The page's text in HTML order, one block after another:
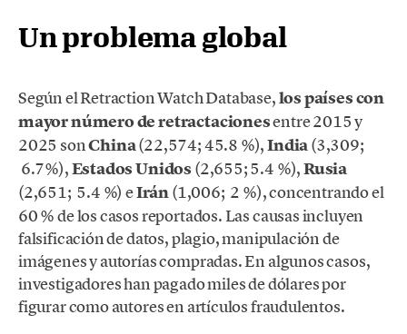
Un problema global
Según el Retraction Watch Database,los países con
mayor número de retractacionesentre 2015 y
2025 sonChina(22,574; 45.8 %),India(3,309;
6.7%),Estados Unidos (2,655; 5.4 %),Rusia
(2,651; 5.4 %) eIrán(1,006; 2 %), concentrando el
60 % de los casos reportados. Las causas incluyen
falsificación de datos, plagio, manipulación de
imágenes y autorías compradas. En algunos casos,
investigadores han pagado miles de dólares por
figurar como autores en artículos fraudulentos.